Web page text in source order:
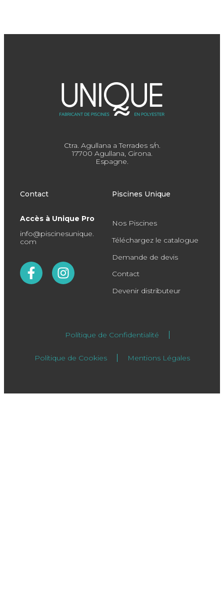
Ctra. Agullana a Terrades s/n.
17700 Agullana, Girona.
Espagne.
Contact
Accès à Unique Pro
info@piscinesunique.
com
Piscines Unique
Nos Piscines
Téléchargez le catalogue
Demande de devis
Contact
Devenir distributeur
Polítique de Confidentialité
Polítique de Cookies Mentions Légales